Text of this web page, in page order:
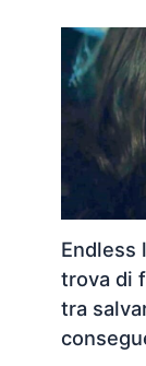
Endless
trova di
tra